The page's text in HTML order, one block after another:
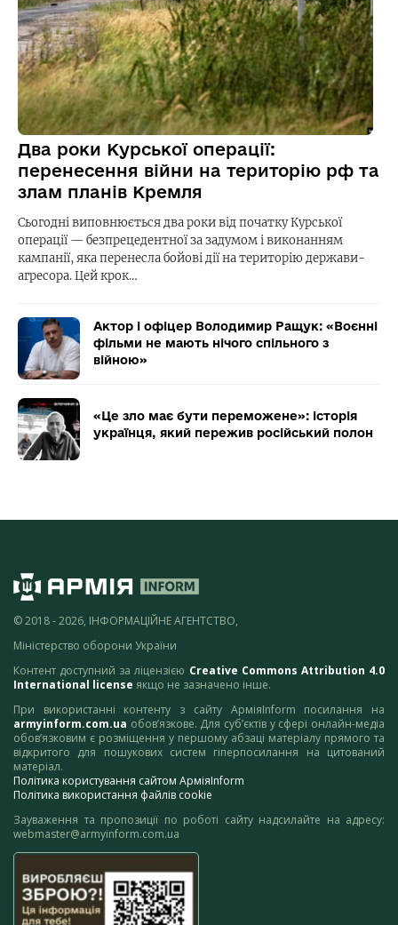
Два роки Курської операції:
перенесення війни на територію рф та
злам планів Кремля
Сьогодні виповнюється два роки від початку Курської
операції — безпрецедентної за задумом і виконанням
кампанії, яка перенесла бойові дії на територію держави-
агресора. Цей крок…
Актор і офіцер Володимир Ращук: «Воєнні
фільми не мають нічого спільного з
війною»
«Це зло має бути переможене»: історія
українця, який пережив російський полон
© 2018 - 2026, ІНФОРМАЦІЙНЕ АГЕНТСТВО,
Міністерство оборони України
Контент доступний за ліцензією Creative Commons Attribution 4.0
International license якщо не зазначено інше.
При використанні контенту з сайту АрміяInform посилання на
armyinform.com.ua обов’язкове. Для суб’єктів у сфері онлайн-медіа
обов’язковим є розміщення у першому абзаці матеріалу прямого та
відкритого для пошукових систем гіперпосилання на цитований
матеріал.
Політика користування сайтом АрміяInform
Політика використання файлів cookie
Зауваження та пропозиції по роботі сайту надсилайте на адресу:
webmaster@armyinform.com.ua